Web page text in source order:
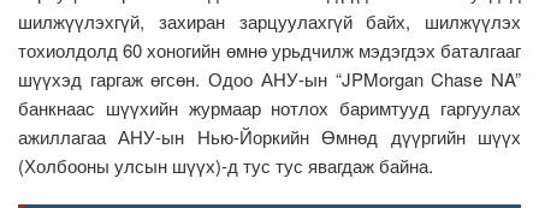
шилжүүлэхгүй, захиран зарцуулахгүй байх, шилжүүлэх
тохиолдолд 60 хоногийн өмнө урьдчилж мэдэгдэх баталгааг
шүүхэд гаргаж өгсөн. Одоо АНУ-ын “JPMorgan Chase NA”
банкнаас шүүхийн журмаар нотлох баримтууд гаргуулах
ажиллагаа АНУ-ын Нью-Йоркийн Өмнөд дүүргийн шүүх
(Холбооны улсын шүүх)-д тус тус явагдаж байна.